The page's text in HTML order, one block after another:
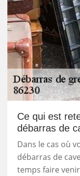
Ce qui est
débarras de
Dans le cas où
débarras de
temps faire